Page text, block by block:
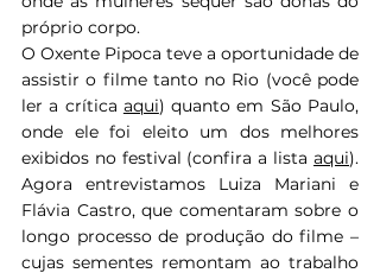
próprio corpo.
O Oxente Pipoca teve a oportunidade de
assistir o filme tanto no Rio (você pode
ler a crítica aqui) quanto em São Paulo,
onde ele foi eleito um dos melhores
exibidos no festival (confira a lista aqui).
Agora entrevistamos Luiza Mariani e
Flávia Castro, que comentaram sobre o
longo processo de produção do filme –
cujas sementes remontam ao trabalho